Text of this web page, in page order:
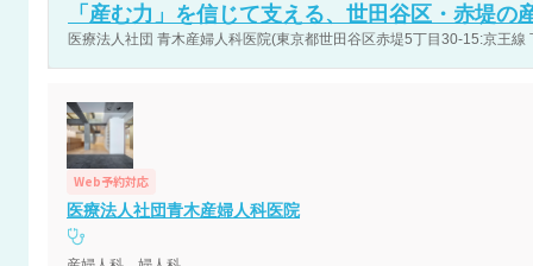
「産む力」を信じて支える、世田谷区・赤堤の
医療法人社団 青木産婦人科医院(東京都世田谷区赤堤5丁目30-15:京王
Web予約対応
医療法人社団青木産婦人科医院